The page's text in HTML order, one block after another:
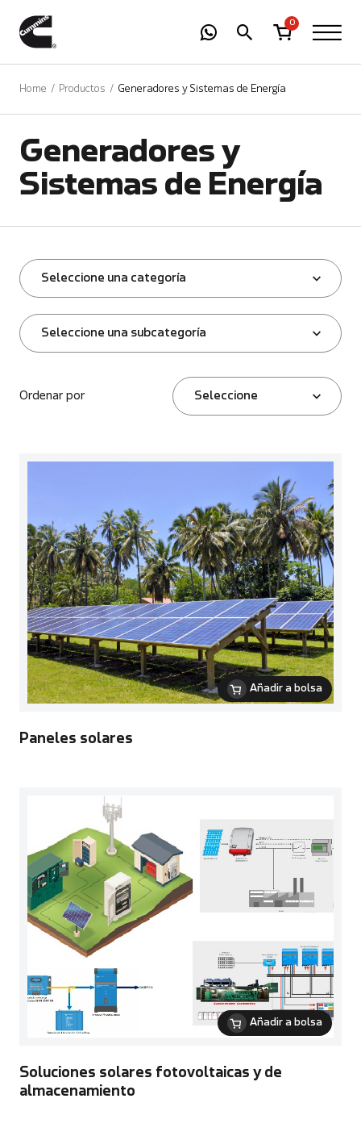
0
Home Productos Generadores y Sistemas de Energía
Generadores y
Sistemas de Energía
Seleccione una categoría
Seleccione una subcategoría
Ordenar por Seleccione
Añadir a bolsa
Paneles solares
Añadir a bolsa
Soluciones solares fotovoltaicas y de
almacenamiento